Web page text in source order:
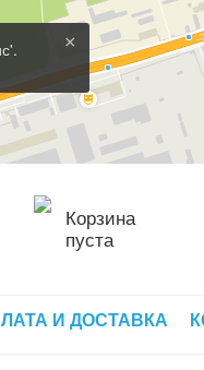
×
Корзина
пуста
И ДОСТАВКА